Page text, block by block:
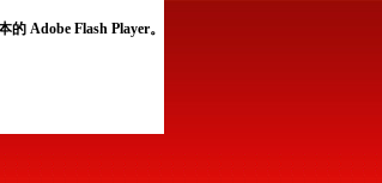
Adobe Flash Player。